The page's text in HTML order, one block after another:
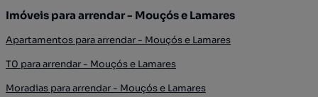
Imóveis para arrendar - Mouçós e Lamares
Apartamentos para arrendar - Mouçós e Lamares
T0 para arrendar - Mouçós e Lamares
Moradias para arrendar - Mouçós e Lamares